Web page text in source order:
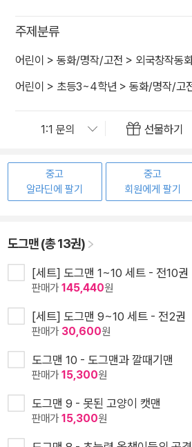
주제분류
어린이 > 동화/명작/고전 > 외국창작동
어린이 > 초등3~4학년 > 동화/명작/고
선물하기
중고
알라딘에 팔기
중고
회원에게 팔기
도그맨 (총 13권)
[세트] 도그맨 1~10 세트 - 전10권
판매가145,440원
[세트] 도그맨 9~10 세트 - 전2권
판매가 30,600원
도그맨 10 - 도그맨과 깔때기맨
판매가15,300원
도그맨 9 - 못된 고양이 캣맨
판매가15,300원